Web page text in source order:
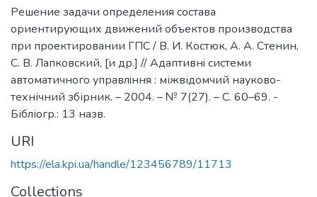
Решение задачи определения состава
ориентирующих движений объектов производства
при проектировании ГПС / В. И. Костюк, А. А. Стенин,
С. В. Лапковский, [и др.] // Адаптивнi системи
автоматичного управлiння : міжвідомчий науково-
технічний збірник. – 2004. – № 7(27). – С. 60–69. -
Бібліогр.: 13 назв.
URI
https://ela.kpi.ua/handle/123456789/11713
Collections